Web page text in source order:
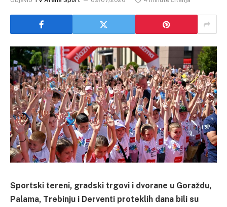
Sportski tereni, gradski trgovi i dvorane u Goraždu,
Palama, Trebinju i Derventi proteklih dana bili su